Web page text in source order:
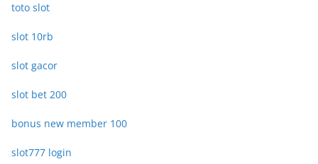
toto slot
slot 10rb
slot gacor
slot bet 200
bonus new member 100
slot777 login